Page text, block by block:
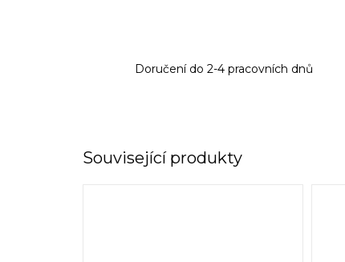
Doručení do 2-4 pracovních dnů
Související produkty